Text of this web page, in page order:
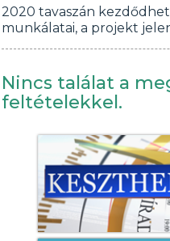
2020 tavaszán
munkálatai, a projekt
Nincs találat a
feltételekkel.